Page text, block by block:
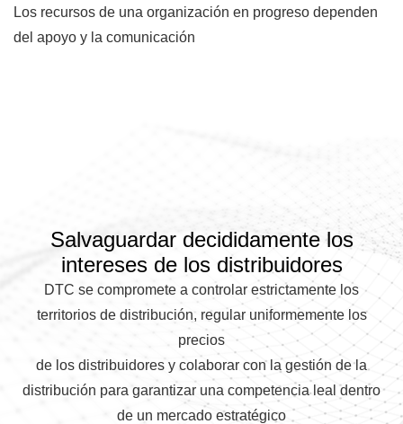
Los recursos de una organización en progreso dependen
del apoyo y la comunicación
Salvaguardar decididamente los
intereses de los distribuidores
DTC se compromete a controlar estrictamente los
territorios de distribución, regular uniformemente los
precios
de los distribuidores y colaborar con la gestión de la
distribución para garantizar una competencia leal dentro
de un mercado estratégico